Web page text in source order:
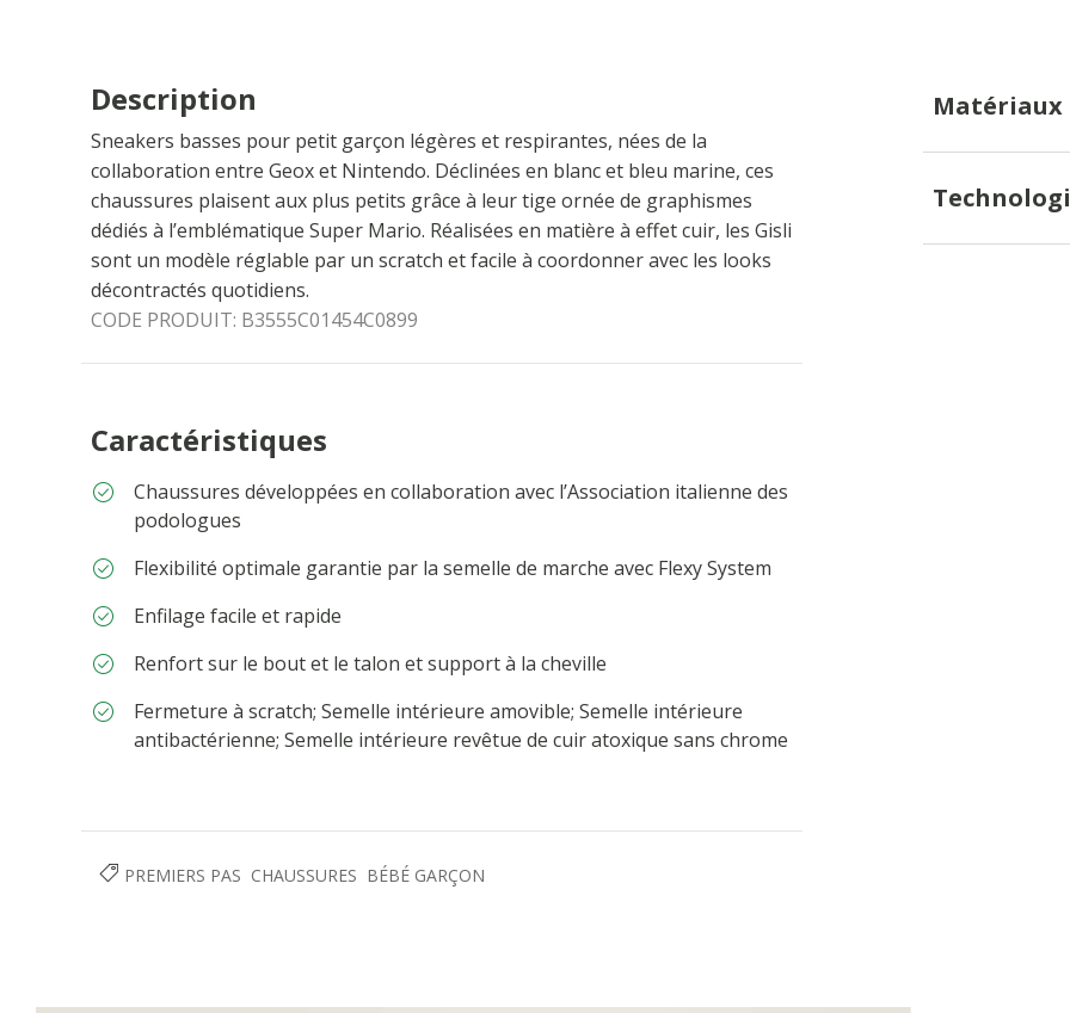
Description
Sneakers basses pour petit garçon légères et respirantes, nées de la
collaboration entre Geox et Nintendo. Déclinées en blanc et bleu marine, ces
chaussures plaisent aux plus petits grâce à leur tige ornée de graphismes
dédiés à l’emblématique Super Mario. Réalisées en matière à effet cuir, les Gisli
sont un modèle réglable par un scratch et facile à coordonner avec les looks
décontractés quotidiens.
CODE PRODUIT: B3555C01454C0899
Caractéristiques
Chaussures développées en collaboration avec l’Association italienne des
podologues
Flexibilité optimale garantie par la semelle de marche avec Flexy System
Enfilage facile et rapide
Renfort sur le bout et le talon et support à la cheville
Fermeture à scratch; Semelle intérieure amovible; Semelle intérieure
antibactérienne; Semelle intérieure revêtue de cuir atoxique sans chrome
Matériaux
PREMIERS PAS CHAUSSURES BÉBÉ GARÇON